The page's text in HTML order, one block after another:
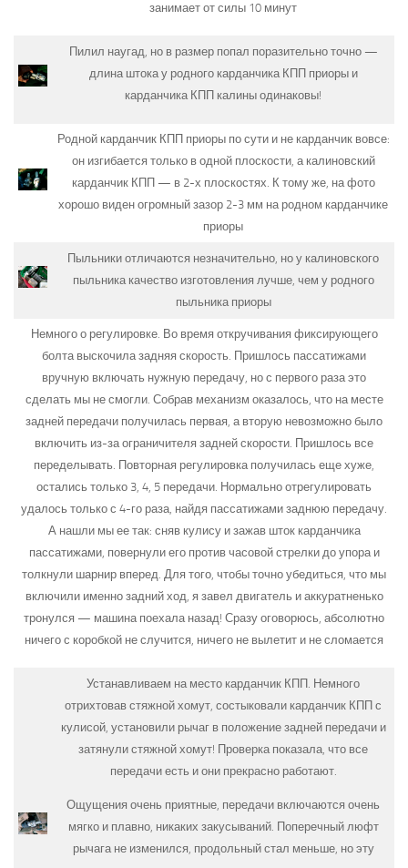
занимает от силы 10 минут
Пилил наугад, но в размер попал поразительно точно —
длина штока у родного карданчика КПП приоры и
карданчика КПП калины одинаковы!
Родной карданчик КПП приоры по сути и не карданчик вовсе:
он изгибается только в одной плоскости, а калиновский
карданчик КПП — в 2-х плоскостях. К тому же, на фото
хорошо виден огромный зазор 2-3 мм на родном карданчике
приоры
Пыльники отличаются незначительно, но у калиновского
пыльника качество изготовления лучше, чем у родного
пыльника приоры
Немного о регулировке. Во время откручивания фиксирующего
болта выскочила задняя скорость. Пришлось пассатижами
вручную включать нужную передачу, но с первого раза это
сделать мы не смогли. Собрав механизм оказалось, что на месте
задней передачи получилась первая, а вторую невозможно было
включить из-за ограничителя задней скорости. Пришлось все
переделывать. Повторная регулировка получилась еще хуже,
остались только 3, 4, 5 передачи. Нормально отрегулировать
удалось только с 4-го раза, найдя пассатижами заднюю передачу.
А нашли мы ее так: сняв кулису и зажав шток карданчика
пассатижами, повернули его против часовой стрелки до упора и
толкнули шарнир вперед. Для того, чтобы точно убедиться, что мы
включили именно задний ход, я завел двигатель и аккуратненько
тронулся — машина поехала назад! Сразу оговорюсь, абсолютно
ничего с коробкой не случится, ничего не вылетит и не сломается
Устанавливаем на место карданчик КПП. Немного
отрихтовав стяжной хомут, состыковали карданчик КПП с
кулисой, установили рычаг в положение задней передачи и
затянули стяжной хомут! Проверка показала, что все
передачи есть и они прекрасно работают.
Ощущения очень приятные, передачи включаются очень
мягко и плавно, никаких закусываний. Поперечный люфт
рычага не изменился, продольный стал меньше, но эту